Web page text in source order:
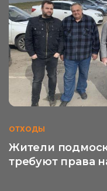
ОТХОДЫ
Жители
требуют права